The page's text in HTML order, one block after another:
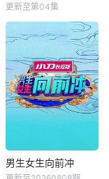
更新至第04集
男生女生向前冲